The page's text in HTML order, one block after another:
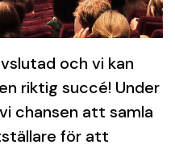
och vi kan
riktig succé! Under
chansen att samla
för att